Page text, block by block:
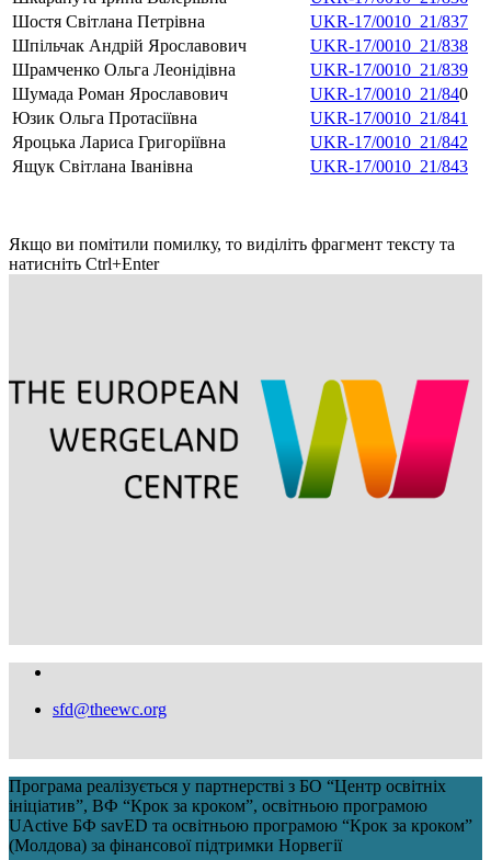
Шостя Світлана Петрівна
UKR-17/0010_21/837
Шпільчак Андрій Ярославович
UKR-17/0010_21/838
Шрамченко Ольга Леонідівна
UKR-17/0010_21/839
Шумада Роман Ярославович
UKR-17/0010_21/840
Юзик Ольга Протасіївна
UKR-17/0010_21/841
Яроцька Лариса Григоріївна
UKR-17/0010_21/842
Ящук Світлана Іванівна
UKR-17/0010_21/843
Якщо ви помітили помилку, то виділіть фрагмент тексту та
натисніть Ctrl+Enter
sfd@theewc.org
Програма реалізується у партнерстві з БО “Центр освітніх
ініціатив”, ВФ “Крок за кроком”, освітньою програмою
UActive БФ savED та освітньою програмою “Крок за кроком”
(Молдова) за фінансової підтримки Норвегії